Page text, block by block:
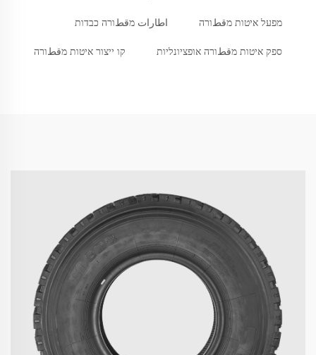
מפעל איטות מقطורה اطارات מقطורה כבדות
ספק איטות מقطורה אופציונליות קו ייצור איטות מقطורה